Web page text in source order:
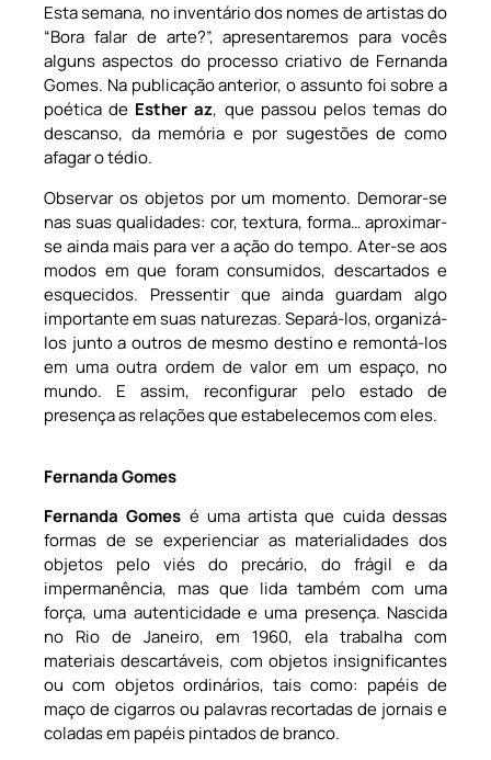
Esta semana, no inventário dos nomes de artistas do
“Bora falar de arte?”, apresentaremos para vocês
alguns aspectos do processo criativo de Fernanda
Gomes. Na publicação anterior, o assunto foi sobre a
poética de Esther az, que passou pelos temas do
descanso, da memória e por sugestões de como
afagar o tédio.
Observar os objetos por um momento. Demorar-se
nas suas qualidades: cor, textura, forma… aproximar-
se ainda mais para ver a ação do tempo. Ater-se aos
modos em que foram consumidos, descartados e
esquecidos. Pressentir que ainda guardam algo
importante em suas naturezas. Separá-los, organizá-
los junto a outros de mesmo destino e remontá-los
em uma outra ordem de valor em um espaço, no
mundo. E assim, reconfigurar pelo estado de
presença as relações que estabelecemos com eles.
Fernanda Gomes
Fernanda Gomes é uma artista que cuida dessas
formas de se experienciar as materialidades dos
objetos pelo viés do precário, do frágil e da
impermanência, mas que lida também com uma
força, uma autenticidade e uma presença. Nascida
no Rio de Janeiro, em 1960, ela trabalha com
materiais descartáveis, com objetos insignificantes
ou com objetos ordinários, tais como: papéis de
maço de cigarros ou palavras recortadas de jornais e
coladas em papéis pintados de branco.